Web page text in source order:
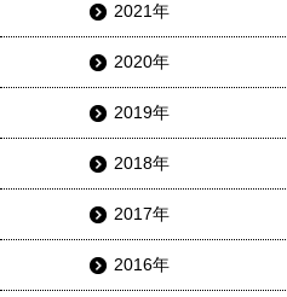
2021年
2020年
2019年
2018年
2017年
2016年